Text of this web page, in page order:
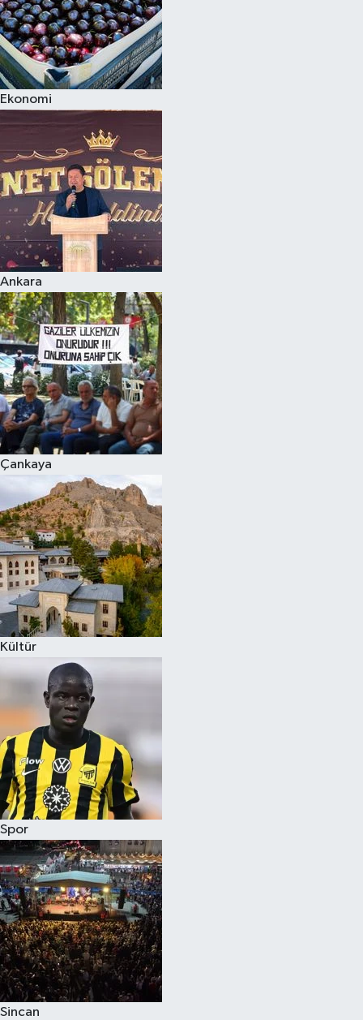
Ekonomi
Ankara
Çankaya
Kültür
Spor
Sincan